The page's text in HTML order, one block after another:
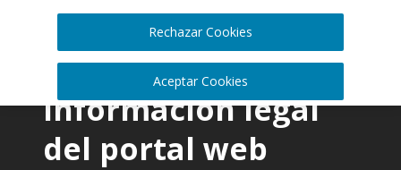
Rechazar Cookies
Aceptar Cookies
CA
Información legal
del portal web